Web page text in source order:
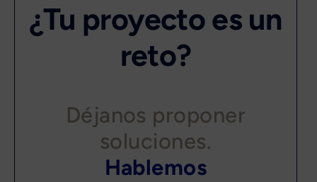
¿Tu proyecto es un
reto?
Déjanos proponer
soluciones.
Hablemos